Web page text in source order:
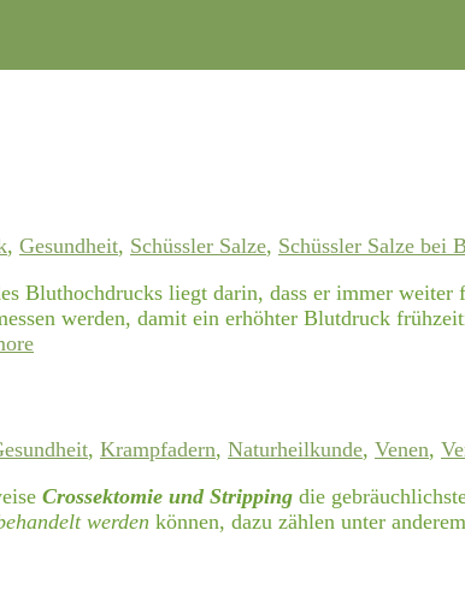
, Gesundheit, Schüssler Salze, Schüssler Salze bei
Bluthochdrucks liegt darin, dass er immer
werden, damit ein erhöhter Blutdruck
, Krampfadern, Naturheilkunde, Venen,
Crossektomie und Stripping die
werden können, dazu zählen unter